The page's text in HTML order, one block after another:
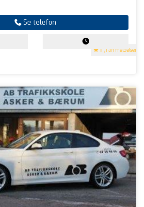
1 (1 anmeldelser)
Se telefon